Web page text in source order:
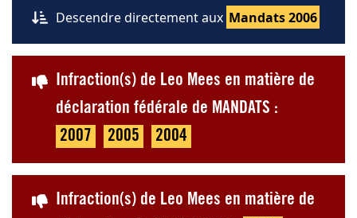
Descendre directement aux Mandats 2006
Infraction(s) de Leo Mees en matière de
déclaration fédérale de MANDATS :
2007
2005 2004
Infraction(s) de Leo Mees en matière de